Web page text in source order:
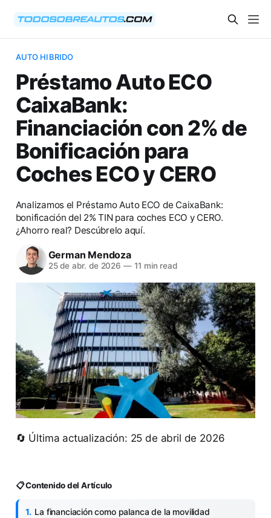
AUTO HIBRIDO
Préstamo Auto ECO
CaixaBank:
Financiación con 2% de
Bonificación para
Coches ECO y CERO
Analizamos el Préstamo Auto ECO de CaixaBank:
bonificación del 2% TIN para coches ECO y CERO.
¿Ahorro real? Descúbrelo aquí.
German Mendoza
25 de abr. de 2026 — 11 min read
🔄 Última actualización: 25 de abril de 2026
📋 Contenido del Artículo
La financiación como palanca de la movilidad